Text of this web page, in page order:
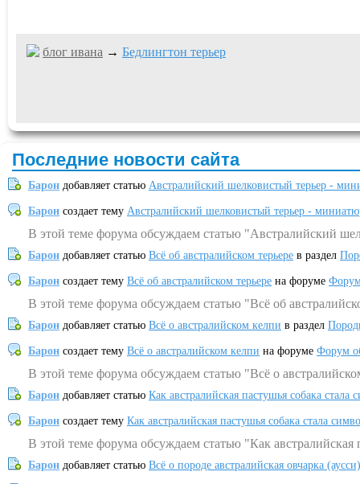
блог ивaна → Бедлингтон терьер
Последние новости сайта
Барон добавляет статью Австралийский шелковистый терьер -
Барон создает тему Австралийский шелковистый терьер -
В этой теме форума обсуждаем статью "Австралийский
Барон добавляет статью Всё об австралийском терьере в раздел
Барон создает тему Всё об австралийском терьере на форуме
В этой теме форума обсуждаем статью "Всё об
Барон добавляет статью Всё о австралийском келпи в раздел
Барон создает тему Всё о австралийском келпи на форуме Форум
В этой теме форума обсуждаем статью "Всё о
Барон добавляет статью Как австралийская пастушья собака
Барон создает тему Как австралийская пастушья собака стала
В этой теме форума обсуждаем статью "Как
Барон добавляет статью Всё о породе австралийская овчарка (аусси)